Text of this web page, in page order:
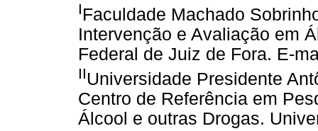
IFaculdade Machado
Intervenção e Avaliação em
Federal de Juiz de Fora. E-
IIUniversidade Presidente
Centro de Referência em
Álcool e outras Drogas.